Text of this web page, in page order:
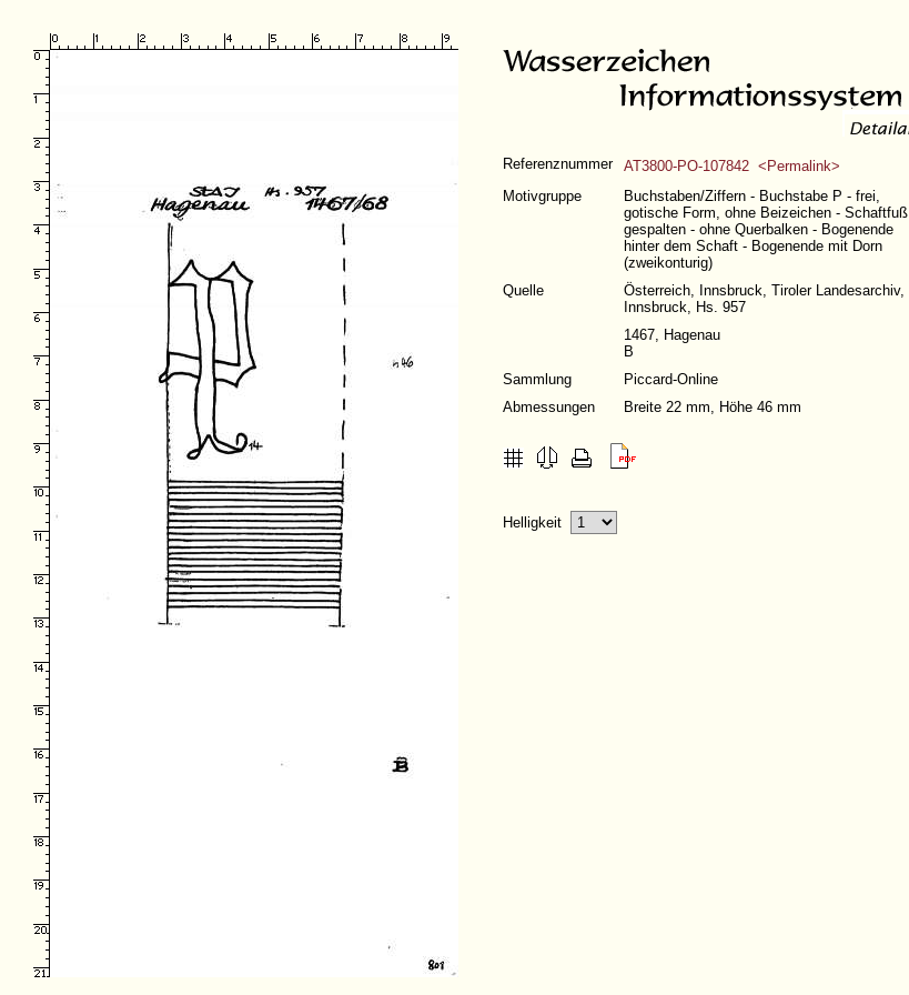
Referenznummer
AT3800-PO-107842 <Permalink>
Motivgruppe
Buchstaben/Ziffern - Buchstabe P - frei,
gotische Form, ohne Beizeichen - Schaftfuß
gespalten - ohne Querbalken - Bogenende
hinter dem Schaft - Bogenende mit Dorn
(zweikonturig)
Quelle
Österreich, Innsbruck, Tiroler Landesarchiv,
Innsbruck, Hs. 957
1467, Hagenau
B
Sammlung
Piccard-Online
Abmessungen
Breite 22 mm, Höhe 46 mm
Helligkeit